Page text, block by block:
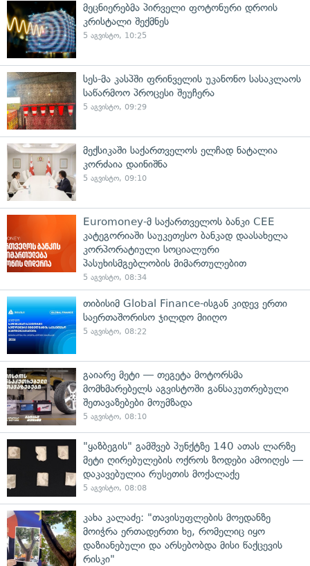
მეცნიერებმა პირველი ფოტონური დროის
კრისტალი შექმნეს
5 აგვისტო, 10:25
სეს-მა კასპში ფრინველის უკანონო სასაკლაოს
საწარმოო პროცესი შეუჩერა
5 აგვისტო, 09:29
მექსიკაში საქართველოს ელჩად ნატალია
კორძაია დაინიშნა
5 აგვისტო, 09:10
Euromoney-მ საქართველოს ბანკი CEE
კატეგორიაში საუკეთესო ბანკად დაასახელა
კორპორატიული სოციალური
პასუხისმგებლობის მიმართულებით
5 აგვისტო, 08:34
თიბისიმ Global Finance-ისგან კიდევ ერთი
საერთაშორისო ჯილდო მიიღო
5 აგვისტო, 08:22
გაიარე მეტი — თეგეტა მოტორსმა
მომხმარებელს აგვისტოში განსაკუთრებული
შეთავაზებები მოუმზადა
5 აგვისტო, 08:10
"ყაზბეგის" გამშვებ პუნქტზე 140 ათას ლარზე
მეტი ღირებულების ოქროს ზოდები ამოიღეს —
დაკავებულია რუსეთის მოქალაქე
5 აგვისტო, 08:08
კახა კალაძე: "თავისუფლების მოედანზე
მოიჭრა ერთადერთი ხე, რომელიც იყო
დაზიანებული და არსებობდა მისი წაქცევის
რისკი"